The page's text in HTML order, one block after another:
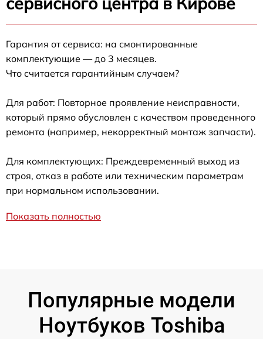
Гарантия от сервиса: на смонтированные
комплектующие — до 3 месяцев.
Что считается гарантийным случаем?
Для работ: Повторное проявление неисправности,
который прямо обусловлен с качеством проведенного
ремонта (например, некорректный монтаж запчасти).
Для комплектующих: Преждевременный выход из
строя, отказ в работе или техническим параметрам
при нормальном использовании.
Показать полностью
Популярные модели
Ноутбуков Toshiba